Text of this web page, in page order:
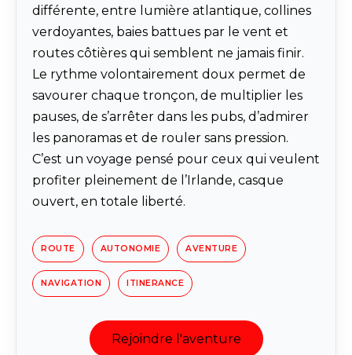
différente, entre lumière atlantique, collines
verdoyantes, baies battues par le vent et
routes côtières qui semblent ne jamais finir.
Le rythme volontairement doux permet de
savourer chaque tronçon, de multiplier les
pauses, de s’arrêter dans les pubs, d’admirer
les panoramas et de rouler sans pression.
C’est un voyage pensé pour ceux qui veulent
profiter pleinement de l’Irlande, casque
ouvert, en totale liberté.
ROUTE AUTONOMIE AVENTURE
NAVIGATION ITINERANCE
Rejoindre l'aventure